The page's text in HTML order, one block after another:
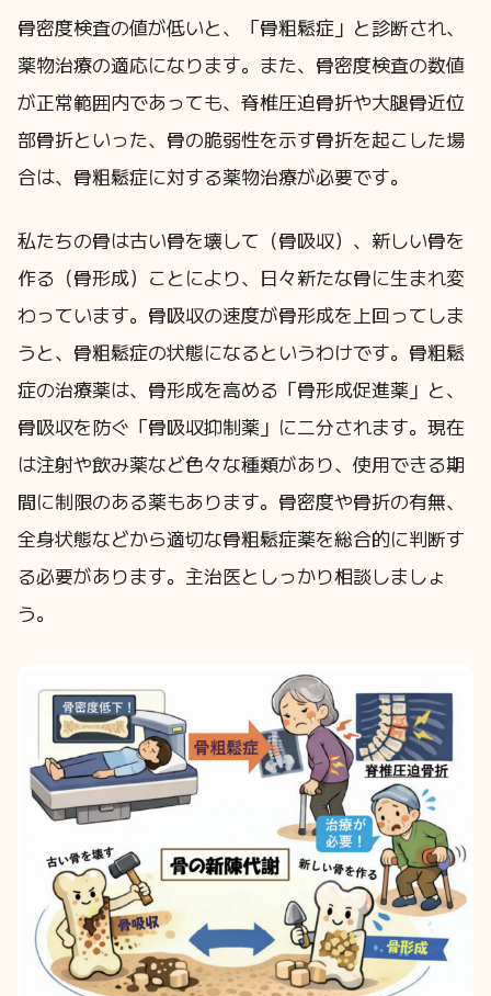
骨密度検査の値が低いと、「骨粗鬆症」と診断され、
薬物治療の適応になります。また、骨密度検査の数値
が正常範囲内であっても、脊椎圧迫骨折や大腿骨近位
部骨折といった、骨の脆弱性を示す骨折を起こした場
合は、骨粗鬆症に対する薬物治療が必要です。
私たちの骨は古い骨を壊して（骨吸収）、新しい骨を
作る（骨形成）ことにより、日々新たな骨に生まれ変
わっています。骨吸収の速度が骨形成を上回ってしま
うと、骨粗鬆症の状態になるというわけです。骨粗鬆
症の治療薬は、骨形成を高める「骨形成促進薬」と、
骨吸収を防ぐ「骨吸収抑制薬」に二分されます。現在
は注射や飲み薬など色々な種類があり、使用できる期
間に制限のある薬もあります。骨密度や骨折の有無、
全身状態などから適切な骨粗鬆症薬を総合的に判断す
る必要があります。主治医としっかり相談しましょ
う。